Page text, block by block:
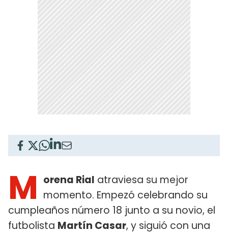
M orena Rial atraviesa su mejor
momento. Empezó celebrando su
cumpleaños número 18 junto a su novio, el
futbolista Martín Casar, y siguió con una